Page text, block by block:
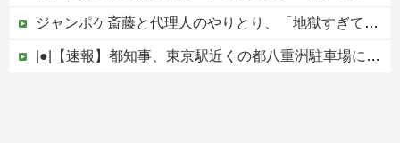
ジャンポケ斎藤と代理人のやりとり、「地獄すぎて完全にコントになってる……」と衝撃を受ける人が続出中
|●|【速報】都知事、東京駅近くの都八重洲駐車場に「巨大地下シェルター」整備を正式表明